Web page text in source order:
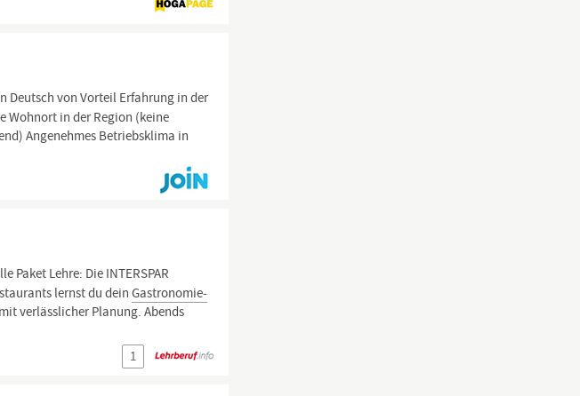
Deutsch von Vorteil Erfahrung in der
Wohnort in der Region (keine
Angenehmes Betriebsklima in
Paket Lehre: Die INTERSPAR
lernst du deinGastronomie-
verlässlicher Planung. Abends
1